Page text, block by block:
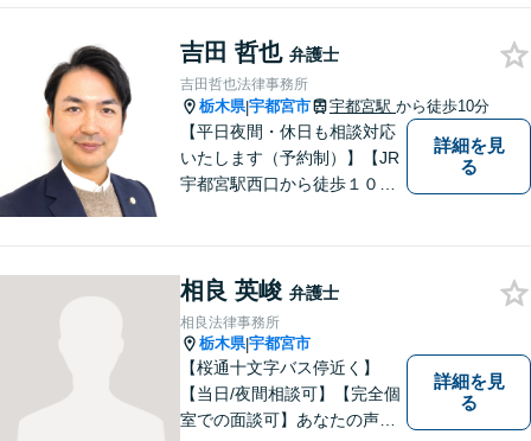
吉田 哲也 弁護士
吉田哲也法律事務所
栃木県|宇都宮市 宇都宮駅 から徒歩10分
【平日夜間・休日も相談対応
いたします（予約制）】【JR
宇都宮駅西口から徒歩１０
に対応いたします。ぜひ一度
ご相談ください。
詳細を見
る
相良 英峻 弁護士
相良法律事務所
栃木県|宇都宮市
【桜通十文字バス停近く】
【当日/夜間相談可】【完全個
室での面談可】あなたの声を
詳細を見
る